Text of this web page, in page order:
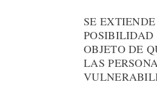
SE
POSIBILIDAD
OBJETO DE
LAS